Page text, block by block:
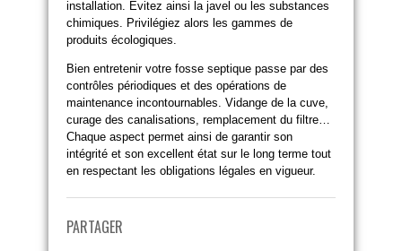
installation. Évitez ainsi la javel ou les substances
chimiques. Privilégiez alors les gammes de
produits écologiques.
Bien entretenir votre fosse septique passe par des
contrôles périodiques et des opérations de
maintenance incontournables. Vidange de la cuve,
curage des canalisations, remplacement du filtre…
Chaque aspect permet ainsi de garantir son
intégrité et son excellent état sur le long terme tout
en respectant les obligations légales en vigueur.
PARTAGER